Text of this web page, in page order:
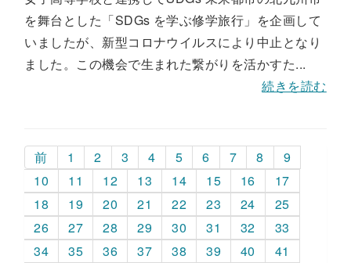
を舞台とした「SDGs を学ぶ修学旅行」を企画して
いましたが、新型コロナウイルスにより中止となり
ました。この機会で生まれた繋がりを活かすた...
続きを読む
前 1 2 3 4 5 6 7 8
9
10
11 12 13 14 15 16
17
18
19 20 21 22 23 24
25
26
27 28 29 30 31 32
33
34
35 36 37 38 39 40
41